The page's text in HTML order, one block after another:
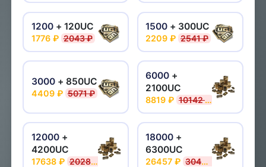
1200 + 120UC
1776 ₽ 2043 ₽
1500 + 300UC
2209 ₽ 2541 ₽
3000 + 850UC
4409 ₽ 5071 ₽
6000 +
2100UC
8819 ₽ 10142 ₽
12000 +
4200UC
17638 ₽ 20284 ₽
18000 +
6300UC
26457 ₽ 30426 ₽